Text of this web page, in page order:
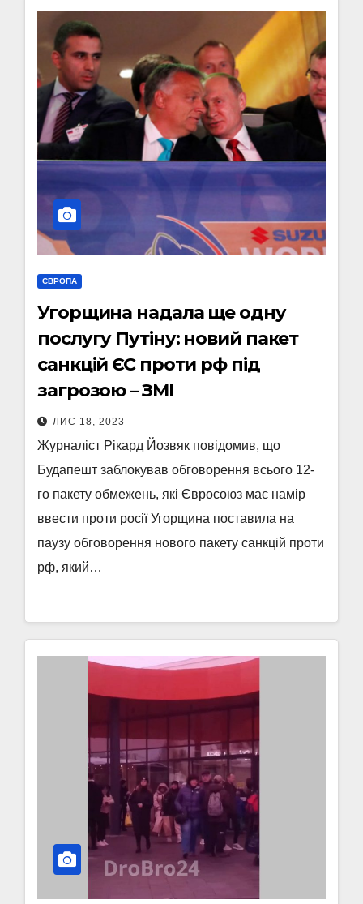
ЄВРОПА
Угорщина надала ще одну
послугу Путіну: новий пакет
санкцій ЄС проти рф під
загрозою – ЗМІ
ЛИС 18, 2023
Журналіст Рікард Йозвяк повідомив, що
Будапешт заблокував обговорення всього 12-
го пакету обмежень, які Євросоюз має намір
ввести проти росії Угорщина поставила на
паузу обговорення нового пакету санкцій проти
рф, який…